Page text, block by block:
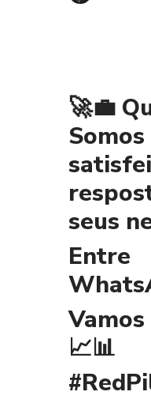
🚀💼
seus
Entre
📈📊